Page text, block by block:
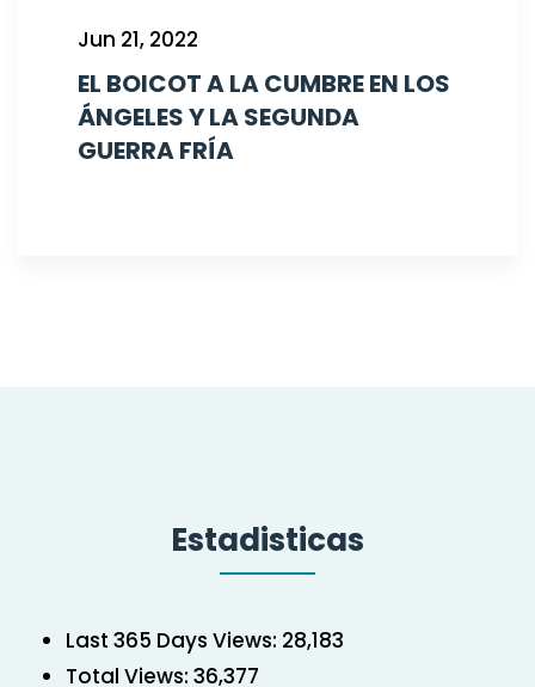
Jun 21, 2022
EL BOICOT A LA CUMBRE EN LOS
ÁNGELES Y LA SEGUNDA
GUERRA FRÍA
Estadisticas
Last 365 Days Views: 28,183
Total Views: 36,377